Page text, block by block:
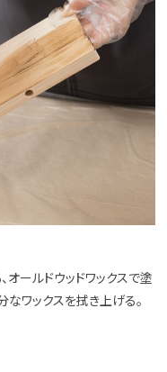
ールドウッドワックスで塗
ワックスを拭き上げる。